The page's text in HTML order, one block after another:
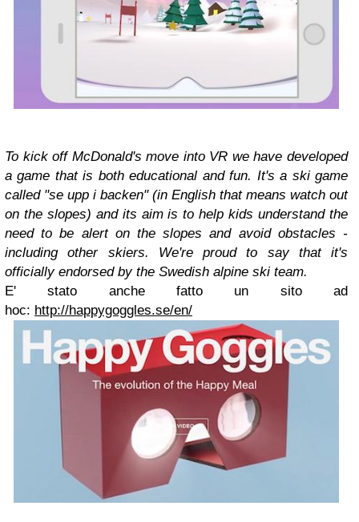
To kick off McDonald's move into VR we have developed
a game that is both educational and fun. It's a ski game
called "se upp i backen" (in English that means watch out
on the slopes) and its aim is to help kids understand the
need to be alert on the slopes and avoid obstacles -
including other skiers. We're proud to say that it's
officially endorsed by the Swedish alpine ski team.
E' stato anche fatto un sito ad
hoc: http://happygoggles.se/en/